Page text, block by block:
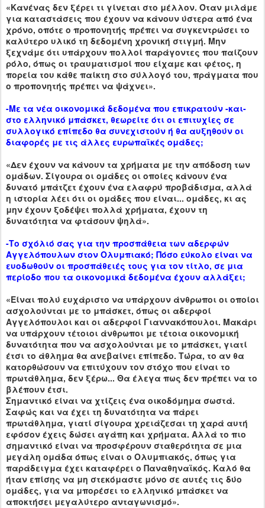
«Κανένας δεν ξέρει τι γίνεται στο μέλλον. Όταν μιλάμε
για καταστάσεις που έχουν να κάνουν ύστερα από ένα
χρόνο, οπότε ο προπονητής πρέπει να συγκεντρώσει το
καλύτερο υλικό τη δεδομένη χρονική στιγμή. Μην
ξεχνάμε ότι υπάρχουν πολλοί παράγοντες που παίζουν
ρόλο, όπως οι τραυματισμοί που είχαμε και φέτος, η
πορεία του κάθε παίκτη στο σύλλογό του, πράγματα που
ο προπονητής πρέπει να ψάχνει».
-Με τα νέα οικονομικά δεδομένα που επικρατούν -και-
στο ελληνικό μπάσκετ, θεωρείτε ότι οι επιτυχίες σε
συλλογικό επίπεδο θα συνεχιστούν ή θα αυξηθούν οι
διαφορές με τις άλλες ευρωπαϊκές ομάδες;
«Δεν έχουν να κάνουν τα χρήματα με την απόδοση των
ομάδων. Σίγουρα οι ομάδες οι οποίες κάνουν ένα
δυνατό μπάτζετ έχουν ένα ελαφρύ προβάδισμα, αλλά
η ιστορία λέει ότι οι ομάδες που είναι... ομάδες, κι ας
μην έχουν ξοδέψει πολλά χρήματα, έχουν τη
δυνατότητα να φτάσουν ψηλά».
-Το σχόλιό σας για την προσπάθεια των αδερφών
Αγγελόπουλων στον Ολυμπιακό; Πόσο εύκολο είναι να
ευοδωθούν οι προσπάθειές τους για τον τίτλο, σε μια
περίοδο που τα οικονομικά δεδομένα έχουν αλλάξει;
«Είναι πολύ ευχάριστο να υπάρχουν άνθρωποι οι οποίοι
ασχολούνται με το μπάσκετ, όπως οι αδερφοί
Αγγελόπουλοι και οι αδερφοί Γιαννακόπουλοι. Μακάρι
να υπάρχουν τέτοιοι άνθρωποι με τέτοια οικονομική
δυνατότητα που να ασχολούνται με το μπάσκετ, γιατί
έτσι το άθλημα θα ανεβαίνει επίπεδο. Τώρα, το αν θα
κατορθώσουν να επιτύχουν τον στόχο που είναι το
πρωτάθλημα, δεν ξέρω... Θα έλεγα πως δεν πρέπει να το
βλέπουν έτσι.
Σημαντικό είναι να χτίζεις ένα οικοδόμημα σωστά.
Σαφώς και να έχει τη δυνατότητα να πάρει
πρωτάθλημα, γιατί σίγουρα χρειάζεσαι τη χαρά αυτή
εφόσον έχεις δώσει αγάπη και χρήματα. Αλλά το πιο
σημαντικό είναι να προσφέρουν σταθερότητα σε μια
μεγάλη ομάδα όπως είναι ο Ολυμπιακός, όπως για
παράδειγμα έχει καταφέρει ο Παναθηναϊκός. Καλό θα
ήταν επίσης να μη στεκόμαστε μόνο σε αυτές τις δύο
ομάδες, για να μπορέσει το ελληνικό μπάσκετ να
αποκτήσει μεγαλύτερο ανταγωνισμό».